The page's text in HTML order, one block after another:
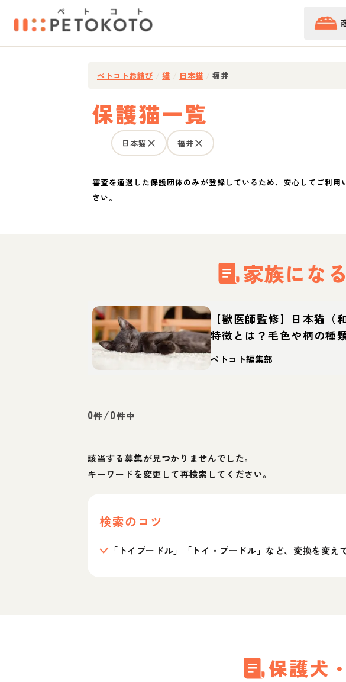
ペトコトお結び 猫 日本猫 福井
保護猫一覧
日本猫 福井
審査を通過した保護団体のみが登録しているため、安心してご利
さい。
家族にな
【獣医師監修】日本猫（
特徴とは？毛色や柄の種
格、歴史などを解説
ペトコト編集部
0件/0件中
該当する募集が見つかりませんでした。
キーワードを変更して再検索してください。
検索のコツ
「トイプードル」「トイ・プードル」など、変換を変え
保護犬